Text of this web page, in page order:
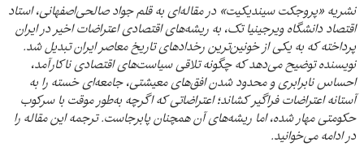
نشریه «پروجکت سیندیکیت» در مقاله‌ای به قلم جواد صالحی‌اصفهانی، استاد
اقتصاد دانشگاه ویرجینیا تک، به ریشه‌های اقتصادی اعتراضات اخیر در ایران
پرداخته که به یکی از خونین‌ترین رخدادهای تاریخ معاصر ایران تبدیل شد.
نویسنده توضیح می‌دهد که چگونه تلاقی سیاست‌های اقتصادی ناکارآمد،
احساس نابرابری و محدود شدن افق‌های معیشتی، جامعه‌ای خسته را به
آستانه اعتراضات فراگیر کشاند؛ اعتراضاتی که اگرچه به‌طور موقت با سرکوب
حکومتی مهار شده‌، اما ریشه‌های آن همچنان پابرجاست. ترجمه این مقاله را
در ادامه می‌خوانید.